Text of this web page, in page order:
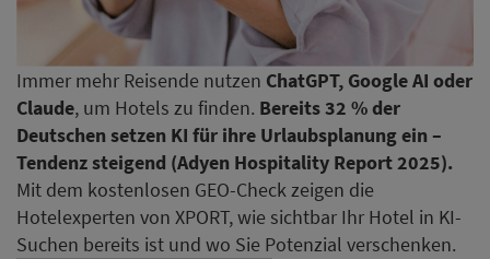
Immer mehr Reisende nutzen ChatGPT, Google AI oder
Claude, um Hotels zu finden. Bereits 32 % der
Deutschen setzen KI für ihre Urlaubsplanung ein –
Tendenz steigend (Adyen Hospitality Report 2025).
Mit dem kostenlosen GEO-Check zeigen die
Hotelexperten von XPORT, wie sichtbar Ihr Hotel in KI-
Suchen bereits ist und wo Sie Potenzial verschenken.